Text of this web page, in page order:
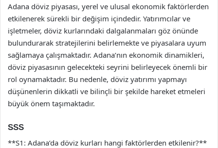
Adana döviz piyasası, yerel ve ulusal ekonomik faktörlerden
etkilenerek sürekli bir değişim içindedir. Yatırımcılar ve
işletmeler, döviz kurlarındaki dalgalanmaları göz önünde
bulundurarak stratejilerini belirlemekte ve piyasalara uyum
sağlamaya çalışmaktadır. Adana’nın ekonomik dinamikleri,
döviz piyasasının gelecekteki seyrini belirleyecek önemli bir
rol oynamaktadır. Bu nedenle, döviz yatırımı yapmayı
düşünenlerin dikkatli ve bilinçli bir şekilde hareket etmeleri
büyük önem taşımaktadır.
SSS
**S1: Adana’da döviz kurları hangi faktörlerden etkilenir?**